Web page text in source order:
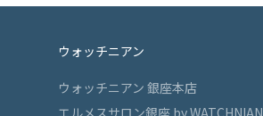
ウォッチニアン
ウォッチニアン 銀座本店
エルメスサロン銀座 by WATCHNIAN